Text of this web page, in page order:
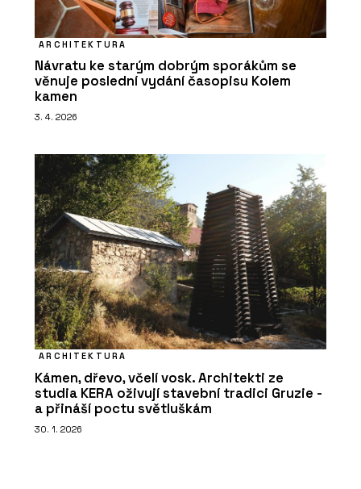
ARCHITEKTURA
Návratu ke starým dobrým sporákům se
věnuje poslední vydání časopisu Kolem
kamen
3. 4. 2026
ARCHITEKTURA
Kámen, dřevo, včelí vosk. Architekti ze
studia KERA oživují stavební tradici Gruzie -
a přináší poctu světluškám
30. 1. 2026